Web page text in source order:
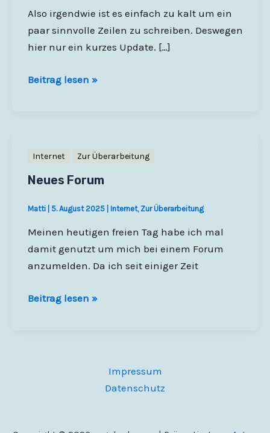
Also irgendwie ist es einfach zu kalt um ein
paar sinnvolle Zeilen zu schreiben. Deswegen
hier nur ein kurzes Update. […]
Update
Beitrag lesen »
Internet Zur Überarbeitung
Neues Forum
Matti 5. August 2025 Internet, Zur Überarbeitung
Meinen heutigen freien Tag habe ich mal
damit genutzt um mich bei einem Forum
anzumelden. Da ich seit einiger Zeit
Neues
Beitrag lesen »
Impressum
Datenschutz